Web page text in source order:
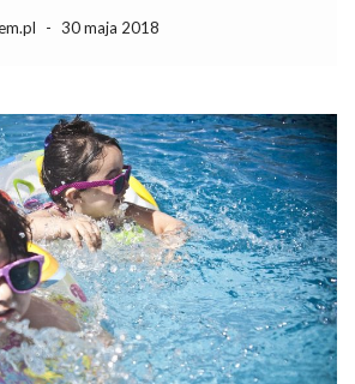
zrealizowanie projektu. Od etapu
- 30 maja 2018